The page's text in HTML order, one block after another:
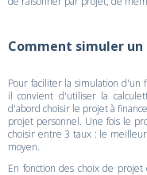
Comment simuler un
Pour faciliter la simulation d'un
il convient d'utiliser la
d'abord choisir le projet à
projet personnel. Une fois le
choisir entre 3 taux : le
moyen.
En fonction des choix de